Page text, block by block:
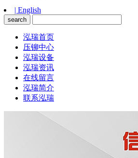
| English
泓瑞首页
压铆中心
泓瑞设备
泓瑞资讯
在线留言
泓瑞简介
联系泓瑞